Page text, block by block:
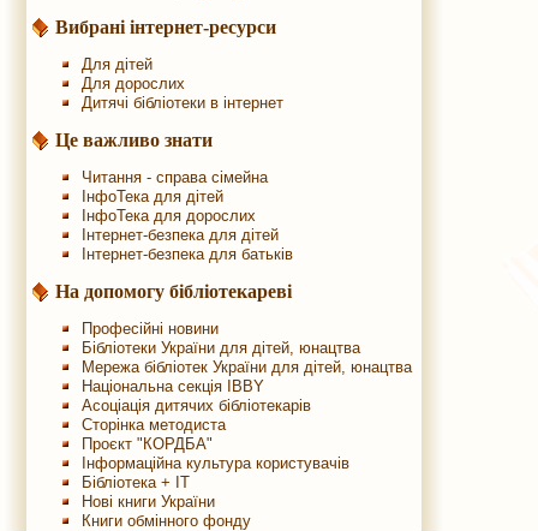
Вибрані інтернет-ресурси
Для дітей
Для дорослих
Дитячі бібліотеки в інтернет
Це важливо знати
Читання - справа сімейна
ІнфоТека для дітей
ІнфоТека для дорослих
Інтернет-безпека для дітей
Інтернет-безпека для батьків
На допомогу бібліотекареві
Професійні новини
Бібліотеки України для дітей, юнацтва
Мережа бібліотек України для дітей, юнацтва
Національна секція IBBY
Асоціація дитячих бібліотекарів
Сторінка методиста
Проєкт "КОРДБА"
Інформаційна культура користувачів
Бібліотека + IT
Нові книги України
Книги обмінного фонду